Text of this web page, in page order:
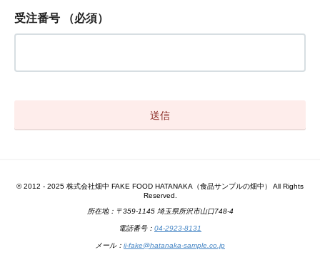
受注番号 （必須）
© 2012 - 2025 株式会社畑中 FAKE FOOD HATANAKA（食品サンプルの畑中） All Rights
Reserved.
所在地：〒359-1145 埼玉県所沢市山口748-4
電話番号： 04-2923-8131
メール： ii-fake@hatanaka-sample.co.jp